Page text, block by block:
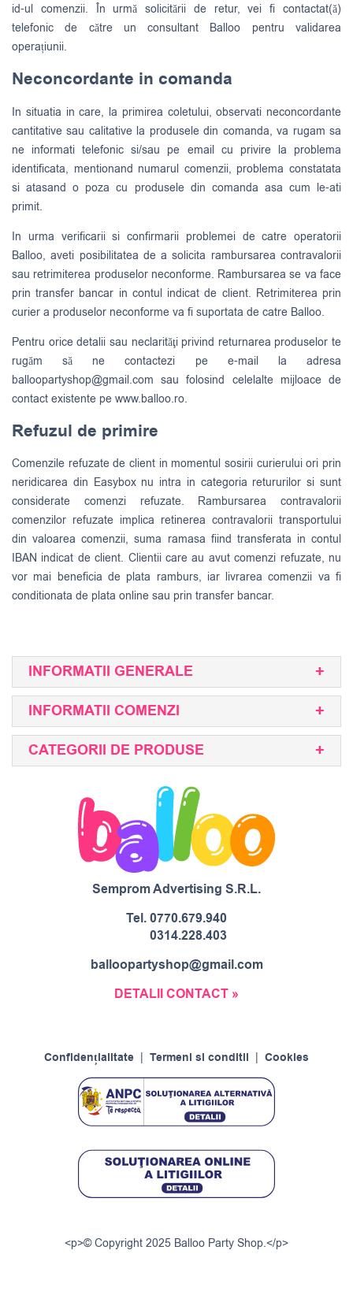
id-ul comenzii. În urmă solicitării de retur, vei fi contactat(ă)
telefonic de către un consultant Balloo pentru validarea
operațiunii.
Neconcordante in comanda
In situatia in care, la primirea coletului, observati neconcordante
cantitative sau calitative la produsele din comanda, va rugam sa
ne informati telefonic si/sau pe email cu privire la problema
identificata, mentionand numarul comenzii, problema constatata
si atasand o poza cu produsele din comanda asa cum le-ati
primit.
In urma verificarii si confirmarii problemei de catre operatorii
Balloo, aveti posibilitatea de a solicita rambursarea contravalorii
sau retrimiterea produselor neconforme. Rambursarea se va face
prin transfer bancar in contul indicat de client. Retrimiterea prin
curier a produselor neconforme va fi suportata de catre Balloo.
Pentru orice detalii sau neclarităţi privind returnarea produselor te
rugăm să ne contactezi pe e-mail la adresa
balloopartyshop@gmail.com sau folosind celelalte mijloace de
contact existente pe www.balloo.ro.
Refuzul de primire
Comenzile refuzate de client in momentul sosirii curierului ori prin
neridicarea din Easybox nu intra in categoria retururilor si sunt
considerate comenzi refuzate. Rambursarea contravalorii
comenzilor refuzate implica retinerea contravalorii transportului
din valoarea comenzii, suma ramasa fiind transferata in contul
IBAN indicat de client. Clientii care au avut comenzi refuzate, nu
vor mai beneficia de plata ramburs, iar livrarea comenzii va fi
conditionata de plata online sau prin transfer bancar.
INFORMATII GENERALE
INFORMATII COMENZI
CATEGORII DE PRODUSE
Semprom Advertising S.R.L.
Tel.0770.679.940
0314.228.403
balloopartyshop@gmail.com
DETALII CONTACT »
Confidențialitate Termeni si conditii Cookies
<p>© Copyright 2025 Balloo Party Shop.</p>